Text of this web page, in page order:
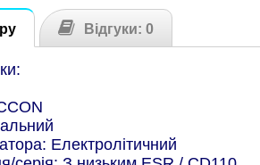
Відгуки: 0
Електролітичний